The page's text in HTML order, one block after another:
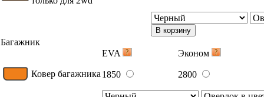
В корзину
Багажник
EVA
Эконом
Ковер багажника 1850 2800